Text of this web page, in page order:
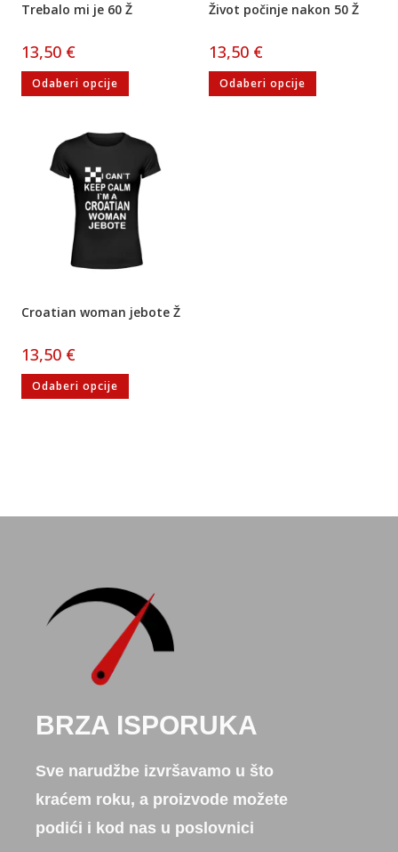
Trebalo mi je 60 Ž
13,50 €
Odaberi opcije
Život počinje nakon 50 Ž
13,50 €
Odaberi opcije
Croatian woman jebote Ž
13,50 €
Odaberi opcije
BRZA ISPORUKA
Sve narudžbe izvršavamo u što
kraćem roku, a proizvode možete
podići i kod nas u poslovnici